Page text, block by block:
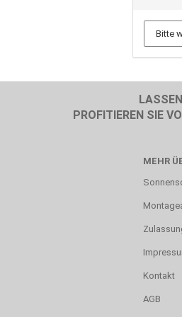
PROFITIEREN SIE
MEHR
Kontakt
AGB